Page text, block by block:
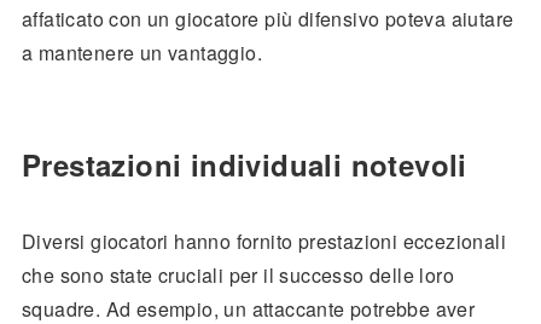
affaticato con un giocatore più difensivo poteva aiutare
a mantenere un vantaggio.
Prestazioni individuali notevoli
Diversi giocatori hanno fornito prestazioni eccezionali
che sono state cruciali per il successo delle loro
squadre. Ad esempio, un attaccante potrebbe aver